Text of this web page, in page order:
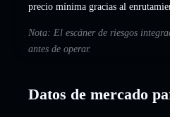
precio mínima gracias al
Nota: El escáner de riesgos
antes de operar.
Datos de mercado